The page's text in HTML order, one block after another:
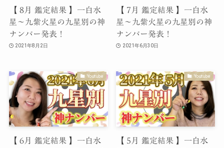
【 8月 鑑定結果 】一白水
星〜九紫火星の九星別の神
ナンバー発表！
2021年8月2日
【 7月 鑑定結果 】一白水
星〜九紫火星の九星別の神
ナンバー発表！
2021年6月30日
Youtube
【 6月 鑑定結果 】一白水
Youtube
【 5月 鑑定結果 】一白水